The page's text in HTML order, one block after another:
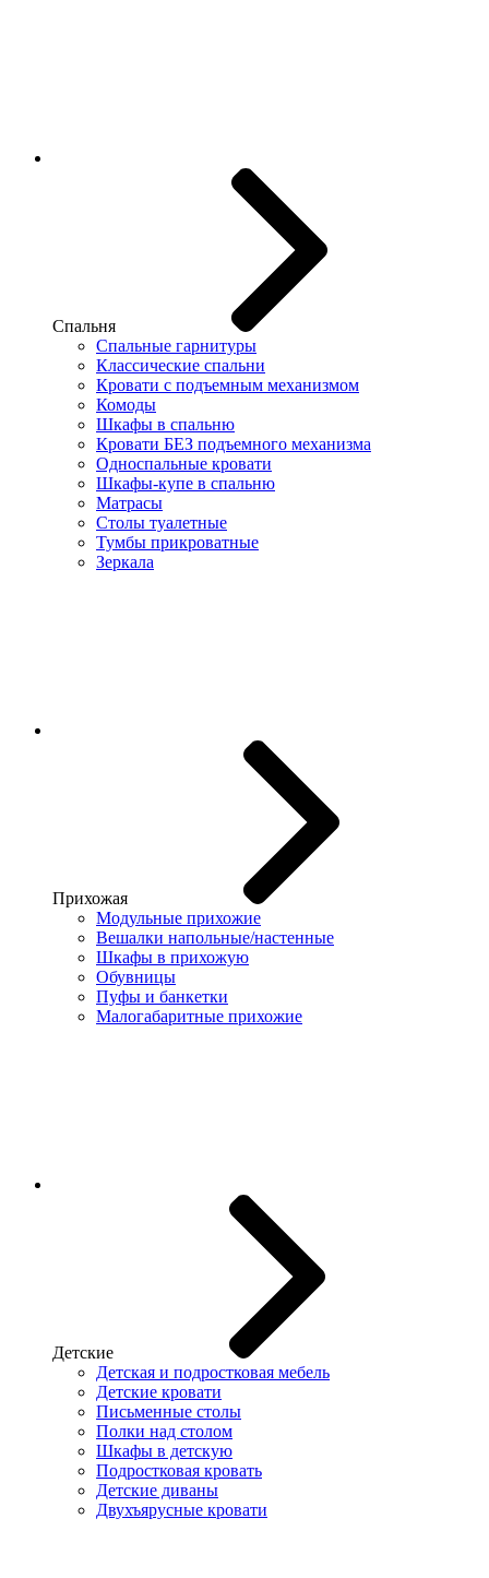
Спальня
Спальные гарнитуры
Классические спальни
Кровати с подъемным механизмом
Комоды
Шкафы в спальню
Кровати БЕЗ подъемного механизма
Односпальные кровати
Шкафы-купе в спальню
Матрасы
Столы туалетные
Тумбы прикроватные
Зеркала
Прихожая
Модульные прихожие
Вешалки напольные/настенные
Шкафы в прихожую
Обувницы
Пуфы и банкетки
Малогабаритные прихожие
Детские
Детская и подростковая мебель
Детские кровати
Письменные столы
Полки над столом
Шкафы в детскую
Подростковая кровать
Детские диваны
Двухъярусные кровати